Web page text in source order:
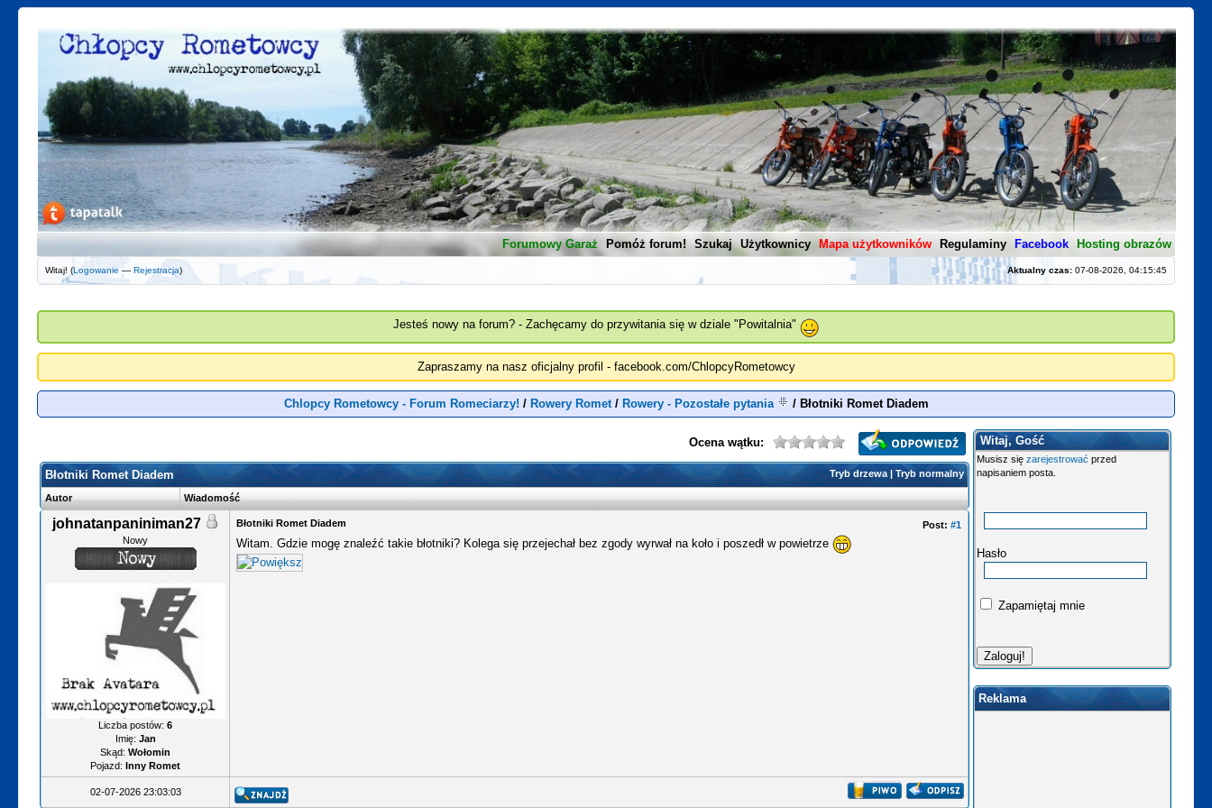
Forumowy Garaż Pomóż forum! Szukaj Użytkownicy Mapa użytkowników Regulaminy Facebook Hosting obrazów
Aktualny czas:07-08-2026, 04:15:45
Witaj! (Logowanie —Rejestracja)
Jesteś nowy na forum? - Zachęcamy do przywitania się w dziale "Powitalnia"
Zapraszamy na nasz oficjalny profil - facebook.com/ChlopcyRometowcy
Chlopcy Rometowcy - Forum Romeciarzy! / Rowery Romet/ Rowery - Pozostałe pytania / Błotniki Romet Diadem
Ocena wątku:
Tryb drzewa|Tryb normalny
Błotniki Romet Diadem
Autor Wiadomość
johnatanpaniniman27
Nowy
Liczba postów:6
Imię: Jan
Skąd: Wołomin
Pojazd: Inny Romet
Post:#1
Błotniki Romet Diadem
Witam. Gdzie mogę znaleźć takie błotniki? Kolega się przejechał bez zgody wyrwał na koło i poszedł w powietrze
02-07-2026 23:03:03
Witaj, Gość
Musisz sięzarejestrować przed
napisaniem posta.
Hasło
Zapamiętaj mnie
Reklama